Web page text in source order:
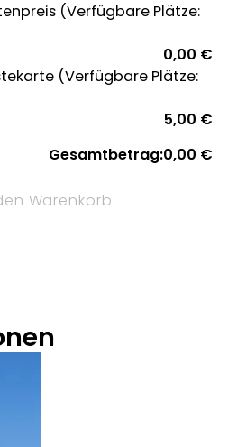
(Verfügbare Plätze:
0,00 €
(Verfügbare Plätze:
5,00 €
Gesamtbetrag:0,00 €
Warenkorb